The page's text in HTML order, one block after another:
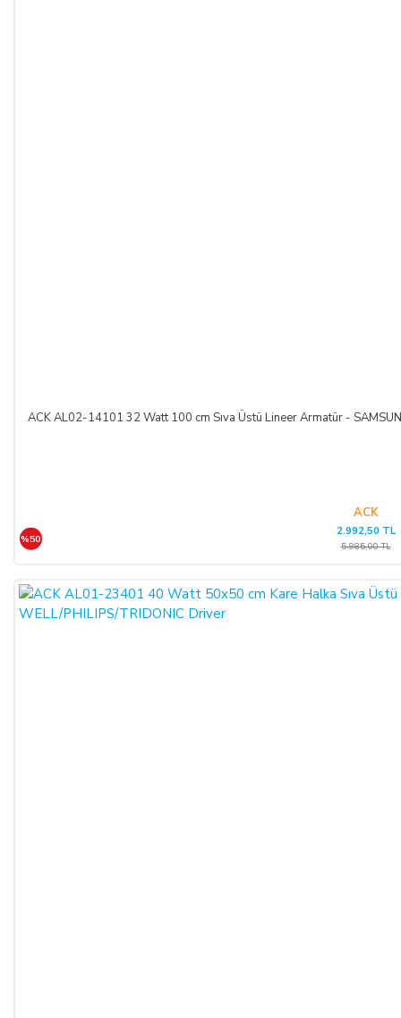
ACK AL02-14101 32 Watt 100 cm Sıva Üstü Lineer Armatür -
ACK
%50
2.992,50 TL
5.985,00 TL